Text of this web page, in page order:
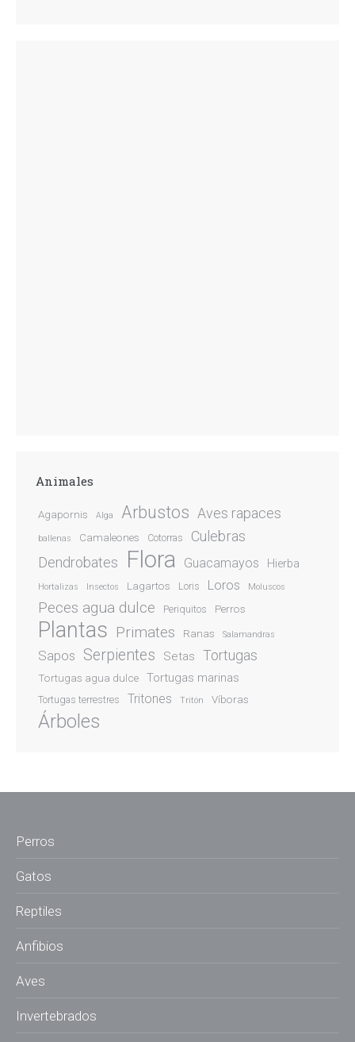
Animales
Agapornis Alga Arbustos Aves rapaces
ballenas Camaleones Cotorras Culebras
Dendrobates Flora Guacamayos Hierba
Hortalizas Insectos Lagartos Loris Loros Moluscos
Peces agua dulce Periquitos Perros
Plantas Primates Ranas Salamandras
Sapos Serpientes Setas Tortugas
Tortugas agua dulce Tortugas marinas
Tortugas terrestres Tritones Tritón Víboras
Árboles
Perros
Gatos
Reptiles
Anfibios
Aves
Invertebrados